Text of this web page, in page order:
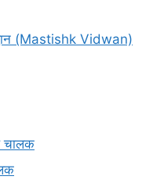
(Mastishk Vidwan)
चालक